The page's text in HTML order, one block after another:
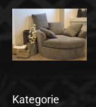
Kategorie